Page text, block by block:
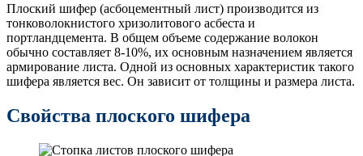
Плоский шифер (асбоцементный лист) производится из
тонковолокнистого хризолитового асбеста и
портландцемента. В общем объеме содержание волокон
обычно составляет 8-10%, их основным назначением является
армирование листа. Одной из основных характеристик такого
шифера является вес. Он зависит от толщины и размера листа.
Свойства плоского шифера